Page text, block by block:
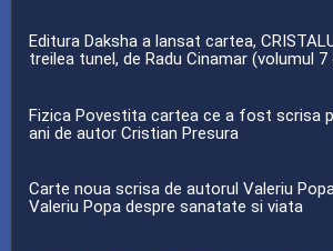
Editura Daksha a lansat cartea,
treilea tunel, de Radu Cinamar (volumul 7
Fizica Povestita cartea ce a fost scrisa
ani de autor Cristian Presura
Carte noua scrisa de autorul Valeriu
Valeriu Popa despre sanatate si viata